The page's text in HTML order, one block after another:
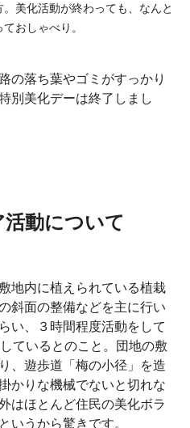
美化活動が終わっても、なんと
おしゃべり。
の落ち葉やゴミがすっかり
別美化デーは終了しまし
動について
地内に植えられている植栽
斜面の整備などを主に行い
い、３時間程度活動をして
ているとのこと。団地の敷
、遊歩道「梅の小径」を造
かりな機械でないと切れな
はほとんど住民の美化ボラ
いうから驚きです。